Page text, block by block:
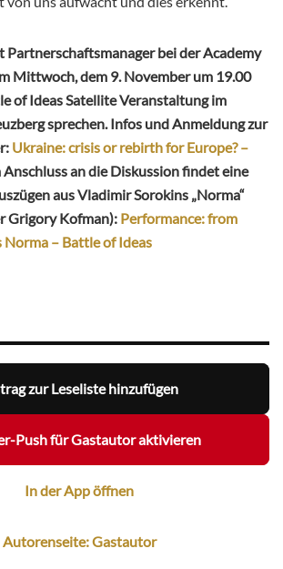
Partnerschaftsmanager bei der Academy
Mittwoch, dem 9. November um 19.00
of Ideas Satellite Veranstaltung im
sprechen. Infos und Anmeldung zur
Ukraine: crisis or rebirth for Europe? –
Anschluss an die Diskussion findet eine
aus Vladimir Sorokins „Norma“
Grigory Kofman): Performance: from
Norma – Battle of Ideas
zur Leseliste hinzufügen
Push für Gastautor aktivieren
In der App öffnen
Autorenseite: Gastautor